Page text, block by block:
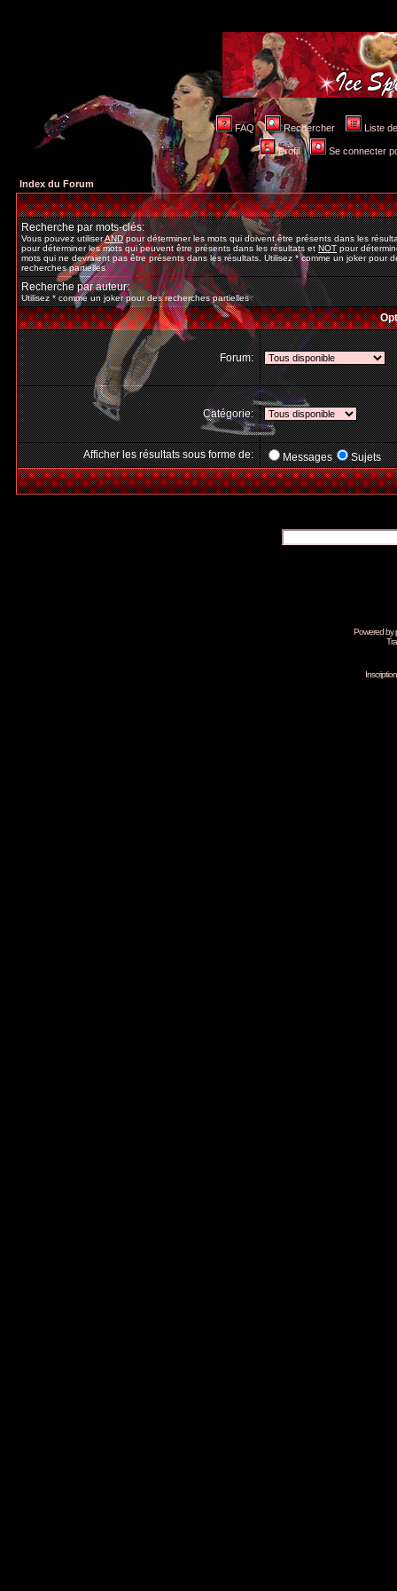
FAQ Rechercher Liste
Profil Se connecter
Index du Forum
Recherche par mots-clés:
Vous pouvez utiliserANDpour déterminer les mots qui doivent être présents dans les
pour déterminer les mots qui peuvent être présents dans les résultats etNOTpour
mots qui ne devraient pas être présents dans les résultats. Utilisez * comme un joker pour
recherches partielles
Recherche par auteur:
Utilisez * comme un joker pour des recherches partielles
Forum:
Catégorie:
Afficher les résultats sous forme de: Messages Sujets
Powered by